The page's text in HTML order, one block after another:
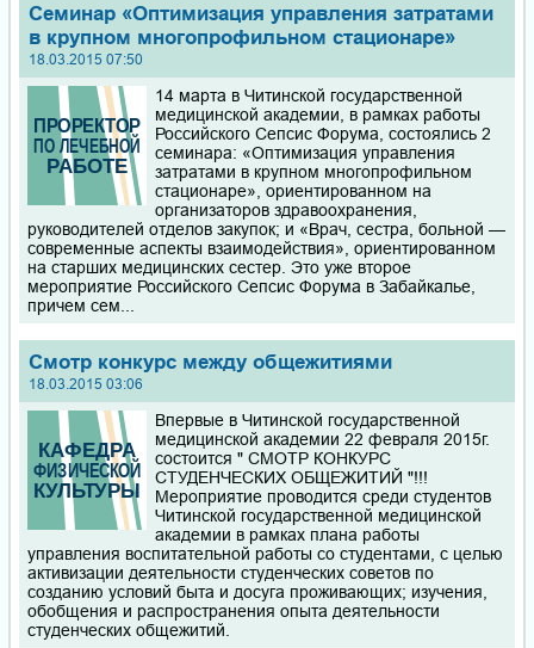
Семинар «Оптимизация управления затратами
в крупном многопрофильном стационаре»
18.03.2015 07:50
14 марта в Читинской государственной
медицинской академии, в рамках работы
Российского Сепсис Форума, состоялись 2
семинара: «Оптимизация управления
затратами в крупном многопрофильном
стационаре», ориентированном на
организаторов здравоохранения,
руководителей отделов закупок; и «Врач, сестра, больной —
современные аспекты взаимодействия», ориентированном
на старших медицинских сестер. Это уже второе
мероприятие Российского Сепсис Форума в Забайкалье,
причем сем...
Смотр конкурс между общежитиями
18.03.2015 03:06
Впервые в Читинской государственной
медицинской академии 22 февраля 2015г.
состоится " СМОТР КОНКУРС
СТУДЕНЧЕСКИХ ОБЩЕЖИТИЙ "!!!
Мероприятие проводится среди студентов
Читинской государственной медицинской
академии в рамках плана работы
управления воспитательной работы со студентами, с целью
активизации деятельности студенческих советов по
созданию условий быта и досуга проживающих; изучения,
обобщения и распространения опыта деятельности
студенческих общежитий.